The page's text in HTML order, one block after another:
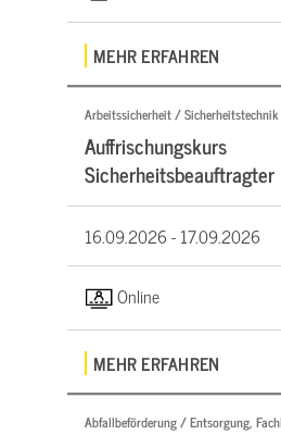
MEHR ERFAHREN
Arbeitssicherheit / Sicherheitstechnik
Auffrischungskurs
Sicherheitsbeauftragter
16.09.2026 -17.09.2026
Online
MEHR ERFAHREN
Abfallbeförderung / Entsorgung,